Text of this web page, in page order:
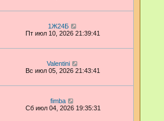
1Ж24Б
Пт июл 10, 2026 21:39:41
Valentini
Вс июл 05, 2026 21:43:41
fimba
Сб июл 04, 2026 19:35:31